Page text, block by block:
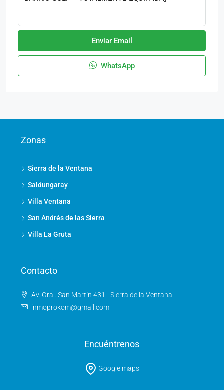
Enviar Email
WhatsApp
Zonas
Sierra de la Ventana
Saldungaray
Villa Ventana
San Andrés de las Sierra
Villa La Gruta
Contacto
Av. Gral. San Martín 431 - Sierra de la Ventana
inmoprokom@gmail.com
Encuéntrenos
Google maps